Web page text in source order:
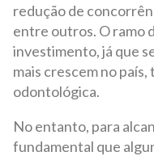
redução de
entre outros. O ramo
investimento, já que
mais crescem no
odontológica.
No entanto, para
fundamental que